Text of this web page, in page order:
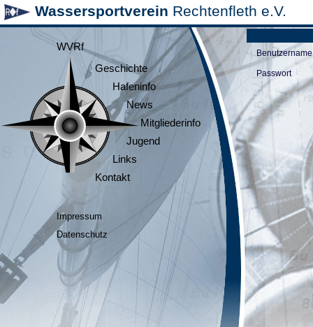
Wassersportverein Rechtenfleth e.V.
WVRf
Geschichte
Hafeninfo
News
Mitgliederinfo
Jugend
Links
Kontakt
Impressum
Datenschutz
Benutzername
Passwort